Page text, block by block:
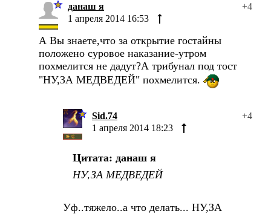
данаш я
+4
1 апреля 2014 16:53
А Вы знаете,что за открытие гостайны
положено суровое наказание-утром
похмелится не дадут?А трибунал под тост
"НУ,ЗА МЕДВЕДЕЙ" похмелится.
Sid.74
+4
1 апреля 2014 18:23
Цитата: данаш я
НУ,ЗА МЕДВЕДЕЙ
Уф..тяжело..а что делать... НУ,ЗА